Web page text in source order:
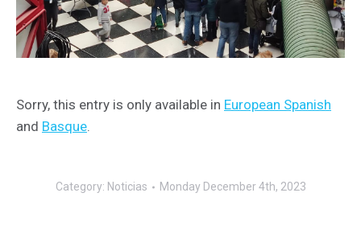
Sorry, this entry is only available in European Spanish
and Basque.
Category: Noticias Monday December 4th, 2023